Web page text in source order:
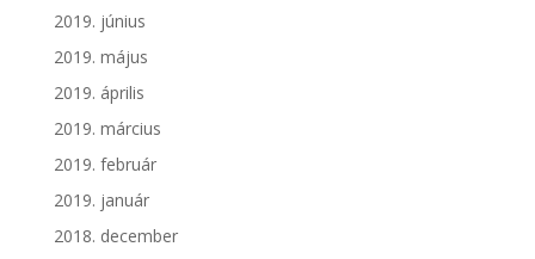
2019. június
2019. május
2019. április
2019. március
2019. február
2019. január
2018. december